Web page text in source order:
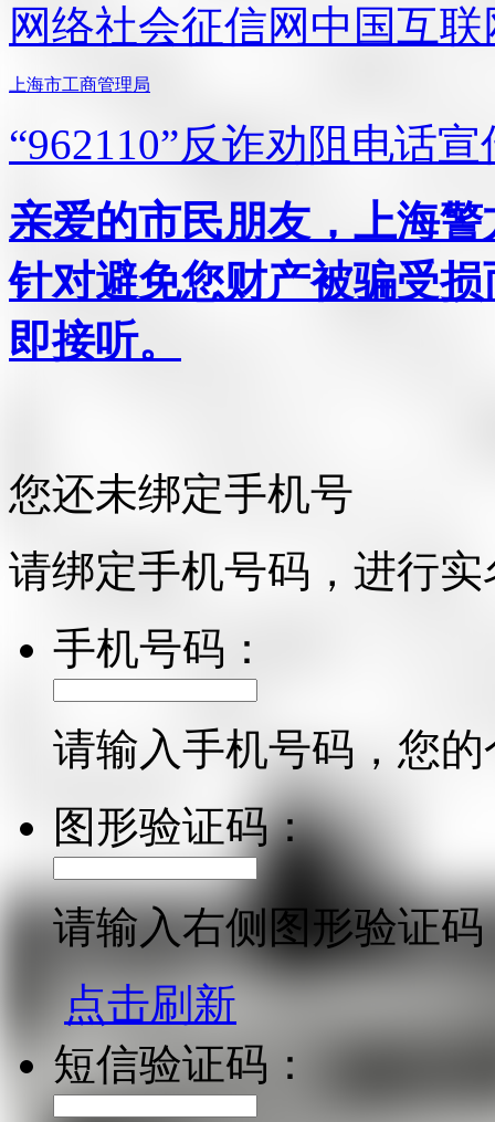
网络社会征信网 中国互
上海市工商管理局
“962110”反诈劝阻电话宣
亲爱的市民朋友，上海
针对避免您财产被骗受
即接听。
您还未绑定手机号
请绑定手机号码，进行
手机号码：
请输入手机号码，您
图形验证码：
请输入右侧图形验证码
点击刷新
短信验证码：